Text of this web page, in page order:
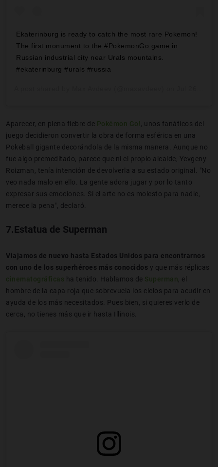
Ekaterinburg is ready to catch the most rare Pokemon!
The first monument to the #PokemonGo game in
Russian industrial city near Urals mountains.
#ekaterinburg #urals #russia
Aparecer, en plena fiebre de Pokémon Go!
, unos fanáticos del
juego decidieron convertir la obra de forma esférica en una
Pokeball gigante decorándola de la misma manera. Aunque no
fue algo premeditado, parece que ni el propio alcalde, Yevgeny
Roizman, tenía intención de devolverla a su estado original. "No
veo nada malo en ello. La gente adora jugar y por lo tanto
expresar sus emociones. Si el arte no es molesto para nadie,
merece la pena", declaró.
7.Estatua de Superman
Viajamos de nuevo hasta Estados Unidos para encontrarnos
con uno de los superhéroes más conocidos y que más réplicas
cinematográficas ha tenido. Hablamos de Superman , el
hombre de la capa roja que sobrevuela los cielos para acudir en
ayuda de los más necesitados. Pues bien, si quieres verlo de
cerca, no tienes más que ir hasta Illinois.